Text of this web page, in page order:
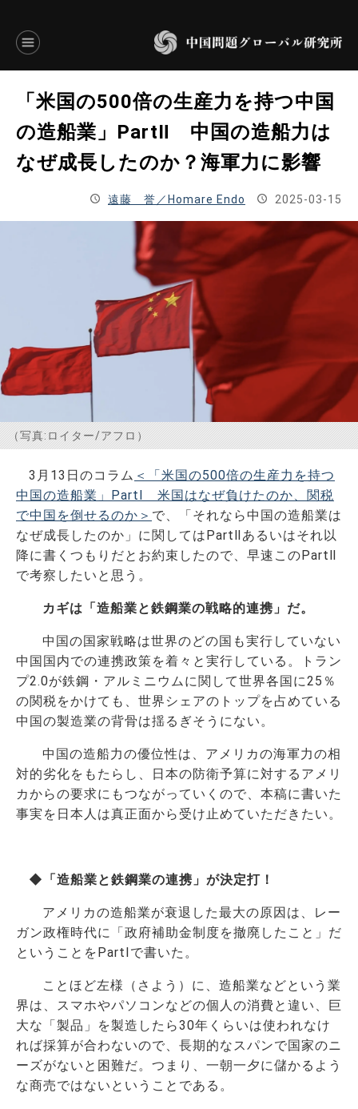
言語別アーカイブ
ENGLISH
JAPANESE
設立趣意書
お問い合わせ
「米国の500倍の生産力を持つ中国
の造船業」PartⅡ 中国の造船力は
なぜ成長したのか？海軍力に影響
遠藤 誉／Homare Endo 2025-03-15
（写真:ロイター/アフロ）
3月13日のコラム ＜「米国の500倍の生産力を持つ
中国の造船業」PartⅠ 米国はなぜ負けたのか、関税
で中国を倒せるのか＞ で、「それなら中国の造船業は
なぜ成長したのか」に関してはPartⅡあるいはそれ以
降に書くつもりだとお約束したので、早速このPartⅡ
で考察したいと思う。
カギは「造船業と鉄鋼業の戦略的連携」だ。
中国の国家戦略は世界のどの国も実行していない
中国国内での連携政策を着々と実行している。トラン
プ2.0が鉄鋼・アルミニウムに関して世界各国に25％
の関税をかけても、世界シェアのトップを占めている
中国の製造業の背骨は揺るぎそうにない。
中国の造船力の優位性は、アメリカの海軍力の相
対的劣化をもたらし、日本の防衛予算に対するアメリ
カからの要求にもつながっていくので、本稿に書いた
事実を日本人は真正面から受け止めていただきたい。
◆「造船業と鉄鋼業の連携」が決定打！
アメリカの造船業が衰退した最大の原因は、レー
ガン政権時代に「政府補助金制度を撤廃したこと」だ
ということをPartⅠで書いた。
ことほど左様（さよう）に、造船業などという業
界は、スマホやパソコンなどの個人の消費と違い、巨
大な「製品」を製造したら30年くらいは使われなけ
れば採算が合わないので、長期的なスパンで国家のニ
ーズがないと困難だ。つまり、一朝一夕に儲かるよう
な商売ではないということである。